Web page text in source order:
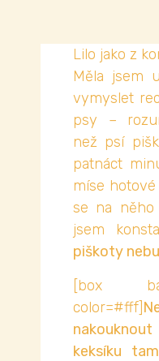
Lilo jako z
Měla jsem
vymyslet
psy –
než psí
patnáct
míse
se na něho
jsem
piškoty
[box
color=#fff]
keksíku